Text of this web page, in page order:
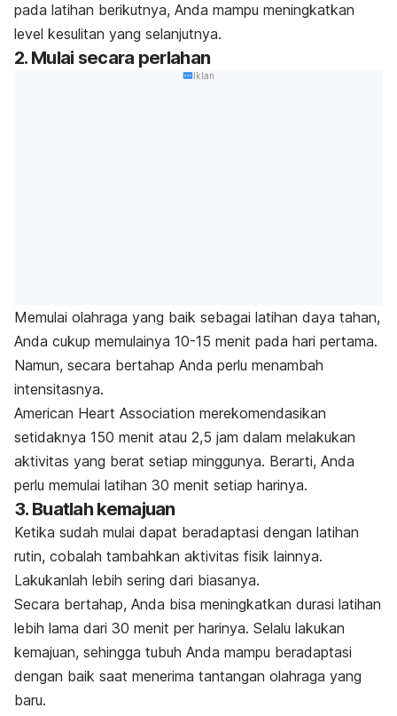
pada latihan berikutnya, Anda mampu meningkatkan
level kesulitan yang selanjutnya.
2. Mulai secara perlahan
Iklan
Memulai olahraga yang baik sebagai latihan daya tahan,
Anda cukup memulainya 10-15 menit pada hari pertama.
Namun, secara bertahap Anda perlu menambah
intensitasnya.
American Heart Association merekomendasikan
setidaknya 150 menit atau 2,5 jam dalam melakukan
aktivitas yang berat setiap minggunya. Berarti, Anda
perlu memulai latihan 30 menit setiap harinya.
3. Buatlah kemajuan
Ketika sudah mulai dapat beradaptasi dengan latihan
rutin, cobalah tambahkan aktivitas fisik lainnya.
Lakukanlah lebih sering dari biasanya.
Secara bertahap, Anda bisa meningkatkan durasi latihan
lebih lama dari 30 menit per harinya. Selalu lakukan
kemajuan, sehingga tubuh Anda mampu beradaptasi
dengan baik saat menerima tantangan olahraga yang
baru.